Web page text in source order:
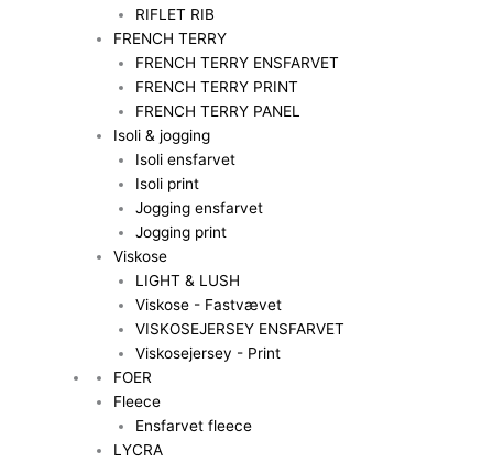
RIFLET RIB
FRENCH TERRY
FRENCH TERRY ENSFARVET
FRENCH TERRY PRINT
FRENCH TERRY PANEL
Isoli & jogging
Isoli ensfarvet
Isoli print
Jogging ensfarvet
Jogging print
Viskose
LIGHT & LUSH
Viskose - Fastvævet
VISKOSEJERSEY ENSFARVET
Viskosejersey - Print
FOER
Fleece
Ensfarvet fleece
LYCRA